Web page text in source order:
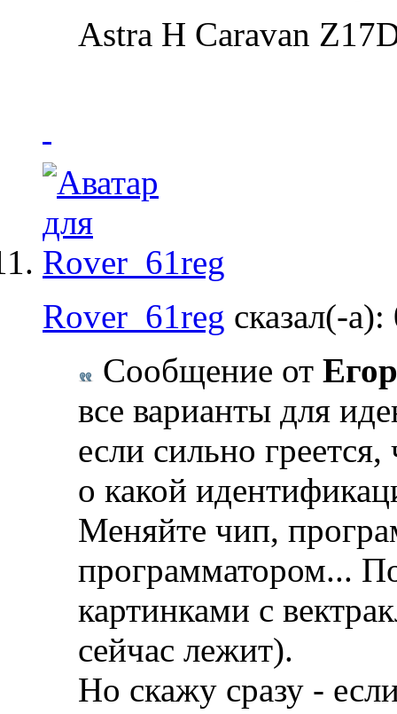
Astra H Caravan
Rover_61reg сказал(-а):
Сообщение от
все варианты для
если сильно
о какой
Меняйте чип,
программатором...
картинками с
сейчас лежит).
Но скажу сразу -